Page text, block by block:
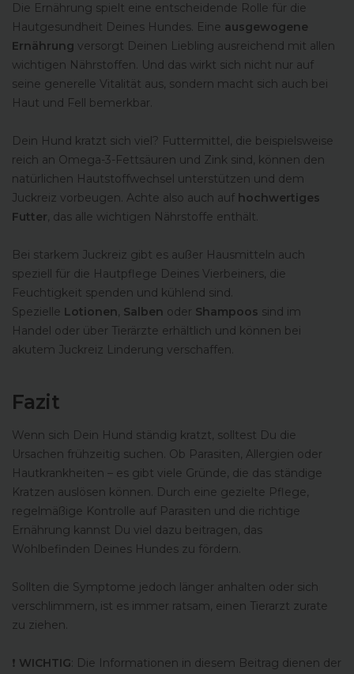
Die Ernährung spielt eine entscheidende Rolle für die
Hautgesundheit Deines Hundes. Eine ausgewogene
Ernährung versorgt Deinen Liebling ausreichend mit allen
wichtigen Nährstoffen. Und das wirkt sich nicht nur auf
seine generelle Vitalität aus, sondern macht sich auch bei
Haut und Fell bemerkbar.
Dein Hund kratzt sich viel? Futtermittel, die beispielsweise
reich an Omega-3-Fettsäuren und Zink sind, können den
natürlichen Hautstoffwechsel unterstützen und dem
Juckreiz vorbeugen. Achte also auch auf hochwertiges
Futter, das alle wichtigen Nährstoffe enthält.
Bei starkem Juckreiz gibt es außer Hausmitteln auch
speziell für die Hautpflege Deines Vierbeiners, die
Feuchtigkeit spenden und kühlend sind.
Spezielle Lotionen, Salben oder Shampoos sind im
Handel oder über Tierärzte erhältlich und können bei
akutem Juckreiz Linderung verschaffen.
Fazit
Wenn sich Dein Hund ständig kratzt, solltest Du die
Ursachen frühzeitig suchen. Ob Parasiten, Allergien oder
Hautkrankheiten – es gibt viele Gründe, die das ständige
Kratzen auslösen können. Durch eine gezielte Pflege,
regelmäßige Kontrolle auf Parasiten und die richtige
Ernährung kannst Du viel dazu beitragen, das
Wohlbefinden Deines Hundes zu fördern.
Sollten die Symptome jedoch länger anhalten oder sich
verschlimmern, ist es immer ratsam, einen Tierarzt zurate
zu ziehen.
❗️ WICHTIG: Die Informationen in diesem Beitrag dienen der